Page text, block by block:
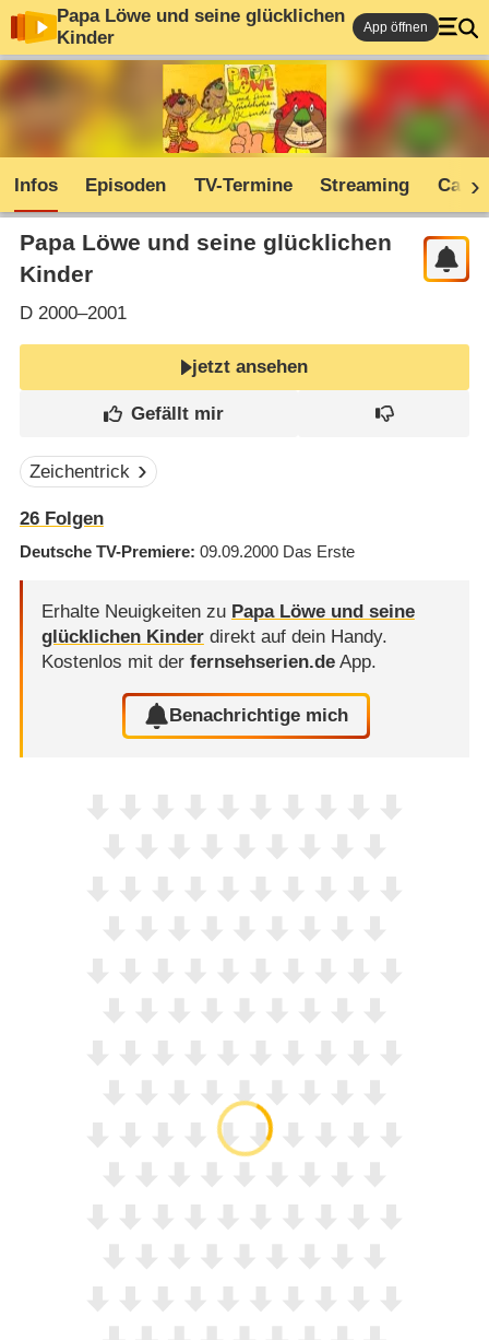
Papa Löwe und seine glücklichen
Kinder
App öffnen
Infos Episoden TV-Termine Streaming Cast
Papa Löwe und seine glücklichen
Kinder
D2000–2001
jetzt ansehen
Zeichentrick
26Folgen
Deutsche TV-Premiere 09.09.2000 Das Erste
Erhalte Neuigkeiten zu Papa Löwe und seine
glücklichen Kinderdirekt auf dein Handy.
Kostenlos mit der fernsehserien.deApp.
Benachrichtige mich